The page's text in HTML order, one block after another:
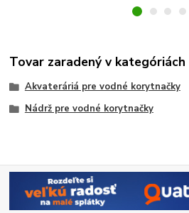
Tovar zaradený v kategóriách
Akvateráriá pre vodné korytnačky
Nádrž pre vodné korytnačky